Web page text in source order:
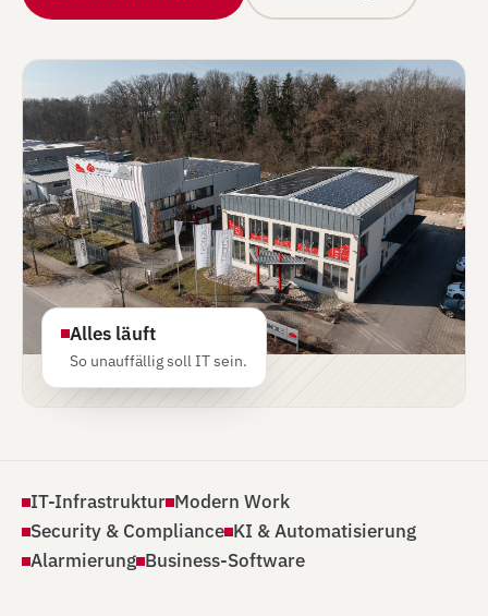
Alles läuft
So unauffällig soll IT sein.
IT-Infrastruktur Modern Work
Security & Compliance KI & Automatisierung
Alarmierung Business-Software